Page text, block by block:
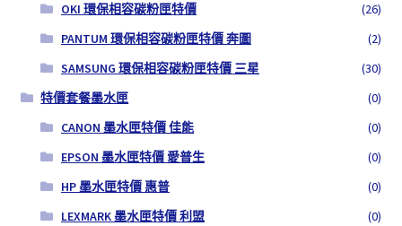
OKI 環保相容碳粉匣特價
(26)
PANTUM 環保相容碳粉匣特價 奔圖
(2)
SAMSUNG 環保相容碳粉匣特價 三星
(30)
特價套餐墨水匣
(0)
CANON 墨水匣特價 佳能
(0)
EPSON 墨水匣特價 愛普生
(0)
HP 墨水匣特價 惠普
(0)
LEXMARK 墨水匣特價 利盟
(0)